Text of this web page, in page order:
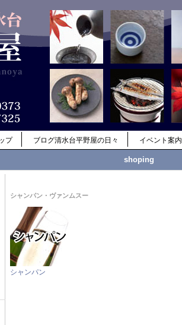
プ ブログ清水台平野屋の日々 イベント案内
shoping
シャンパン・ヴァンムスー
シャンパン